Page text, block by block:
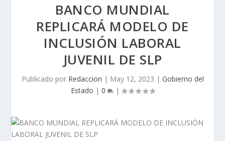
BANCO MUNDIAL
REPLICARÁ MODELO DE
INCLUSIÓN LABORAL
JUVENIL DE SLP
Publicado por Redaccion | May 12, 2023 | Gobierno del
Estado | 0 |